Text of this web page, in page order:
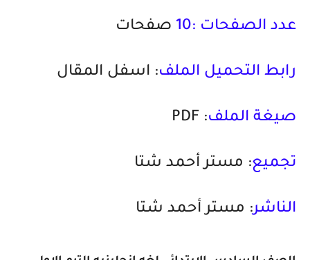
عدد الصفحات :10 صفحات
رابط التحميل الملف: اسفل المقال
صيغة الملف: PDF
تجميع: مستر أحمد شتا
الناشر: مستر أحمد شتا